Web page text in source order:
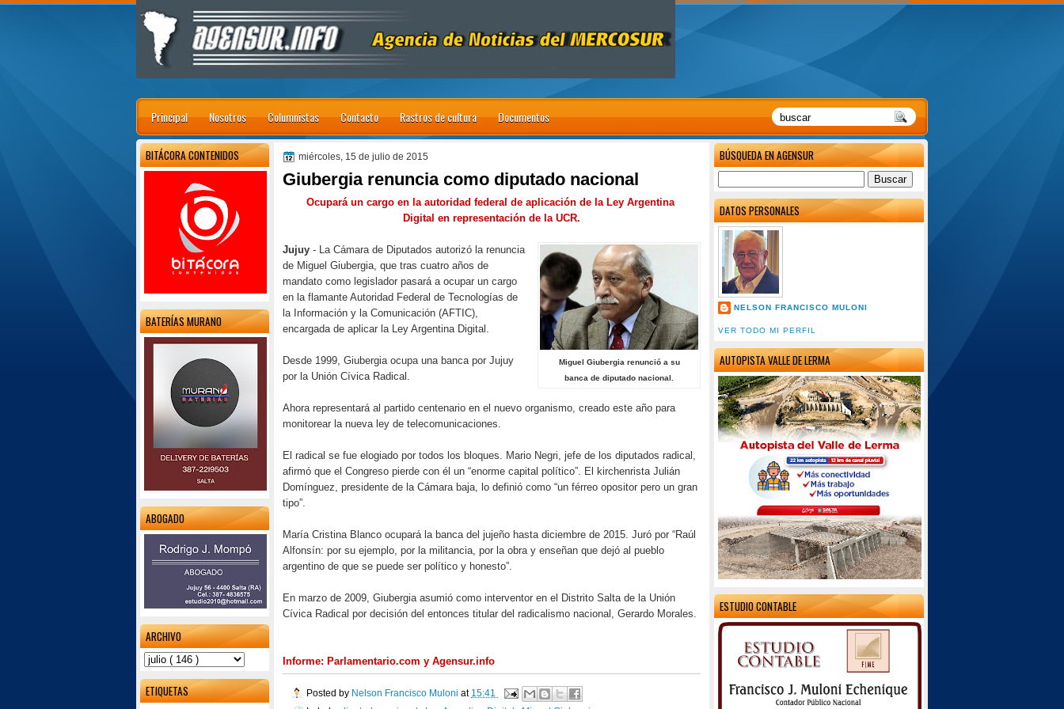
Principal Nosotros Columnistas Contacto Rastros de cultura Documentos
BÚSQUEDA EN AGENSUR
DATOS PERSONALES
NELSON FRANCISCO MULONI
VER TODO MI PERFIL
AUTOPISTA VALLE DE LERMA
ESTUDIO CONTABLE
miércoles, 15 de julio de 2015
Giubergia renuncia como diputado nacional
Ocupará un cargo en la autoridad federal de aplicación de la Ley Argentina
Digital en representación de la UCR.
Miguel Giubergia renunció a su
banca de diputado nacional.
Jujuy - La Cámara de Diputados autorizó la renuncia
de Miguel Giubergia, que tras cuatro años de
mandato como legislador pasará a ocupar un cargo
en la flamante Autoridad Federal de Tecnologías de
la Información y la Comunicación (AFTIC),
encargada de aplicar la Ley Argentina Digital.
Desde 1999, Giubergia ocupa una banca por Jujuy
por la Unión Cívica Radical.
Ahora representará al partido centenario en el nuevo organismo, creado este año para
monitorear la nueva ley de telecomunicaciones.
El radical se fue elogiado por todos los bloques. Mario Negri, jefe de los diputados radical,
afirmó que el Congreso pierde con él un “enorme capital político”. El kirchenrista Julián
Domínguez, presidente de la Cámara baja, lo definió como “un férreo opositor pero un gran
tipo”.
María Cristina Blanco ocupará la banca del jujeño hasta diciembre de 2015. Juró por “Raúl
Alfonsín: por su ejemplo, por la militancia, por la obra y enseñan que dejó al pueblo
argentino de que se puede ser político y honesto”.
En marzo de 2009, Giubergia asumió como interventor en el Distrito Salta de la Unión
Cívica Radical por decisión del entonces titular del radicalismo nacional, Gerardo Morales.
Informe: Parlamentario.com y Agensur.info
Posted by Nelson Francisco Muloni at 15:41
BITÁCORA CONTENIDOS
BATERÍAS MURANO
ABOGADO
ARCHIVO
ETIQUETAS